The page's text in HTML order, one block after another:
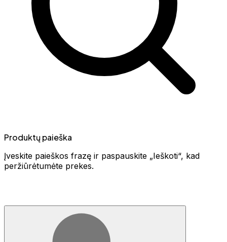
Produktų paieška
Įveskite paieškos frazę ir paspauskite „Ieškoti“, kad
peržiūrėtumėte prekes.